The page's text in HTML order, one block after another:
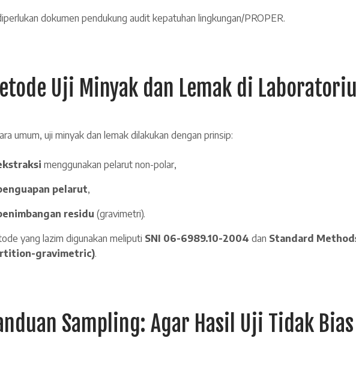
dokumen pendukung audit kepatuhan lingkungan/PROPER.
Uji Minyak dan Lemak di
umum, uji minyak dan lemak dilakukan dengan prinsip:
menggunakan pelarut non-polar,
pelarut,
residu (gravimetri).
yang lazim digunakan meliputi SNI 06-6989.10-2004 dan Standard
gravimetric).
Sampling: Agar Hasil Uji Tidak Bias